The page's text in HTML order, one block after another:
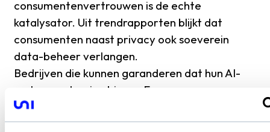
consumentenvertrouwen is de echte
katalysator. Uit trendrapporten blijkt dat
consumenten naast privacy ook soeverein
data-beheer verlangen.
Bedrijven die kunnen garanderen dat hun AI-
systemen draaien binnen Europese
infrastructuur, ervaren directe
marktdifferentiatie. In de zorg leidt dit tot